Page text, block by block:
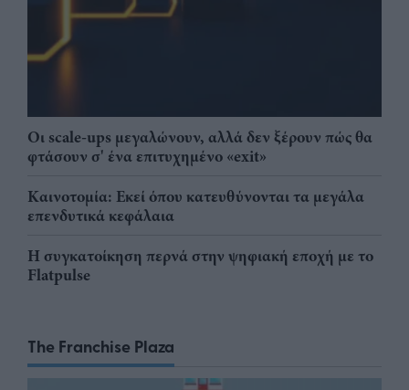
Οι scale-ups μεγαλώνουν, αλλά δεν ξέρουν πώς θα
φτάσουν σ' ένα επιτυχημένο «exit»
Καινοτομία: Εκεί όπου κατευθύνονται τα μεγάλα
επενδυτικά κεφάλαια
Η συγκατοίκηση περνά στην ψηφιακή εποχή με το
Flatpulse
The Franchise Plaza